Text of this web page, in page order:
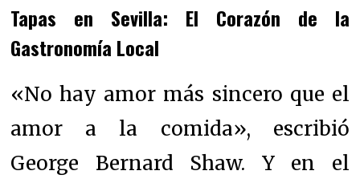
Tapas en Sevilla: El Corazón de la
Gastronomía Local
«No hay amor más sincero que el
amor a la comida», escribió
George Bernard Shaw. Y en el